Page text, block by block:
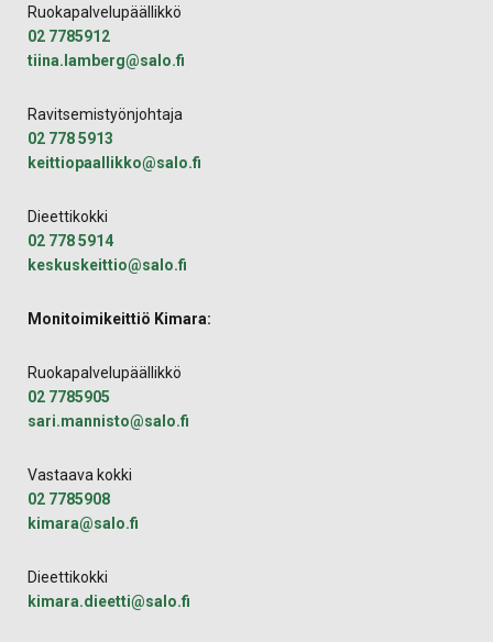
Ruokapalvelupäällikkö
02 7785912
tiina.lamberg@salo.fi
Ravitsemistyönjohtaja
02 778 5913
keittiopaallikko@salo.fi
Dieettikokki
02 778 5914
keskuskeittio@salo.fi
Monitoimikeittiö Kimara:
Ruokapalvelupäällikkö
02 7785905
sari.mannisto@salo.fi
Vastaava kokki
02 7785908
kimara@salo.fi
Dieettikokki
kimara.dieetti@salo.fi